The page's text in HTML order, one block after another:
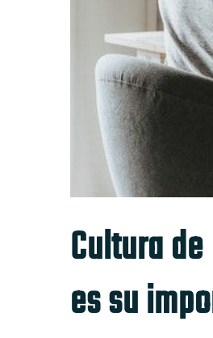
Cultura
es su